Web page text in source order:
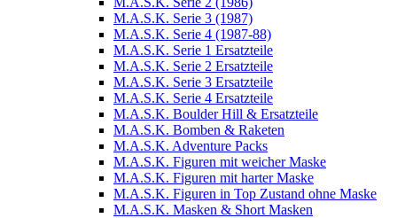
M.A.S.K. Serie 3 (1987)
M.A.S.K. Serie 4 (1987-88)
M.A.S.K. Serie 1 Ersatzteile
M.A.S.K. Serie 2 Ersatzteile
M.A.S.K. Serie 3 Ersatzteile
M.A.S.K. Serie 4 Ersatzteile
M.A.S.K. Boulder Hill & Ersatzteile
M.A.S.K. Bomben & Raketen
M.A.S.K. Adventure Packs
M.A.S.K. Figuren mit weicher Maske
M.A.S.K. Figuren mit harter Maske
M.A.S.K. Figuren in Top Zustand ohne Maske
M.A.S.K. Masken & Short Masken